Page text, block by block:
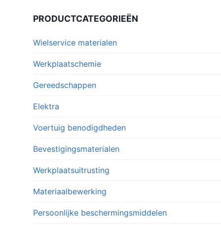
PRODUCTCATEGORIEËN
Wielservice materialen
Werkplaatschemie
Gereedschappen
Elektra
Voertuig benodigdheden
Bevestigingsmaterialen
Werkplaatsuitrusting
Materiaalbewerking
Persoonlijke beschermingsmiddelen